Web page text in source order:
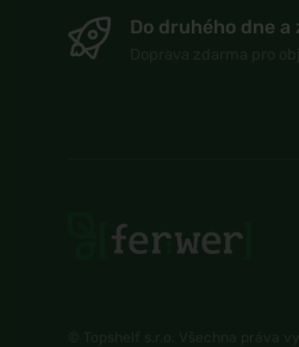
Do druhého dne a